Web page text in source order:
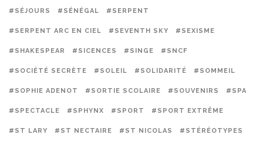
#SÉJOURS #SÉNÉGAL #SERPENT
#SERPENT ARC EN CIEL #SEVENTH SKY #SEXISME
#SHAKESPEAR #SICENCES #SINGE #SNCF
#SOCIÉTÉ SECRÈTE #SOLEIL #SOLIDARITÉ #SOMMEIL
#SOPHIE ADENOT #SORTIE SCOLAIRE #SOUVENIRS #SPA
#SPECTACLE #SPHYNX #SPORT #SPORT EXTRÊME
#ST LARY #ST NECTAIRE #ST NICOLAS #STÉRÉOTYPES